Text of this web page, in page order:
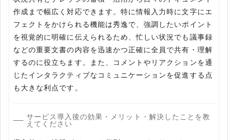
作成まで幅広く対応できます。特に情報入力時に文字にエ
フェクトをかけられる機能は秀逸で、強調したいポイント
を視覚的に明確に伝えられるため、忙しい状況でも議事録
などの重要文書の内容を迅速かつ正確に全員で共有・理解
するのに役立ちます。また、コメントやリアクションを通
じたインタラクティブなコミュニケーションを促進する点
も大きな利点です。
サービス導入後の効果・メリット・解決したことを教
えてください